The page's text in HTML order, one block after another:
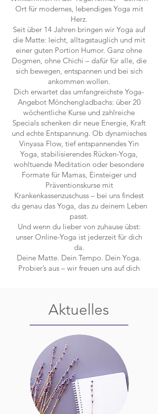
Ort für modernes, lebendiges Yoga mit
Herz.
Seit über 14 Jahren bringen wir Yoga auf
die Matte: leicht, alltagstauglich und mit
einer guten Portion Humor. Ganz ohne
Dogmen, ohne Chichi – dafür für alle, die
sich bewegen, entspannen und bei sich
ankommen wollen.
Dich erwartet das umfangreichste Yoga-
Angebot Mönchengladbachs: über 20
wöchentliche Kurse und zahlreiche
Specials schenken dir neue Energie, Kraft
und echte Entspannung. Ob dynamisches
Vinyasa Flow, tief entspannendes Yin
Yoga, stabilisierendes Rücken-Yoga,
wohltuende Meditation oder besondere
Formate für Mamas, Einsteiger und
Präventionskurse mit
Krankenkassenzuschuss – bei uns findest
du genau das Yoga, das zu deinem Leben
passt.
Und wenn du lieber von zuhause übst:
unser Online-Yoga ist jederzeit für dich
da.
Deine Matte. Dein Tempo. Dein Yoga.
Probier’s aus – wir freuen uns auf dich
Aktuelles